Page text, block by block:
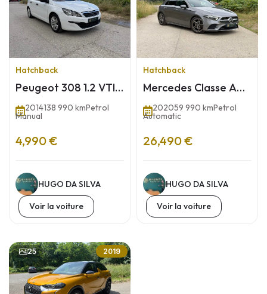
Hatchback
Peugeot 308 1.2 VTI
2014138 990 kmPetrol
Manual
4,990 €
HUGO DA SILVA
Voir la voiture
Hatchback
Mercedes Classe A
202059 990 kmPetrol
Automatic
26,490 €
HUGO DA SILVA
Voir la voiture
25 2019